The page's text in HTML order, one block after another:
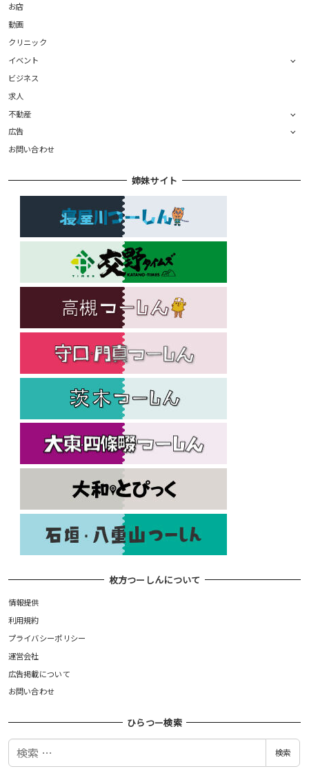
お店
動画
クリニック
イベント
ビジネス
求人
不動産
広告
お問い合わせ
姉妹サイト
枚方つーしんについて
情報提供
利用規約
プライバシーポリシー
運営会社
広告掲載について
お問い合わせ
ひらつー検索
検
検索